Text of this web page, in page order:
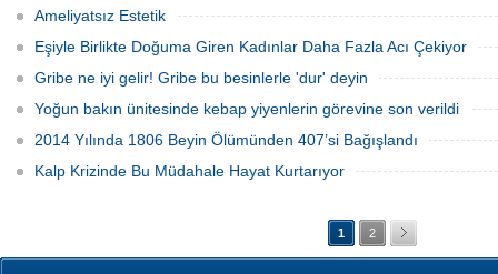
Ameliyatsız Estetik
Eşiyle Birlikte Doğuma Giren Kadınlar Daha Fazla Acı Çekiyor
Gribe ne iyi gelir! Gribe bu besinlerle 'dur' deyin
Yoğun bakın ünitesinde kebap yiyenlerin görevine son verildi
2014 Yılında 1806 Beyin Ölümünden 407’si Bağışlandı
Kalp Krizinde Bu Müdahale Hayat Kurtarıyor
1 2